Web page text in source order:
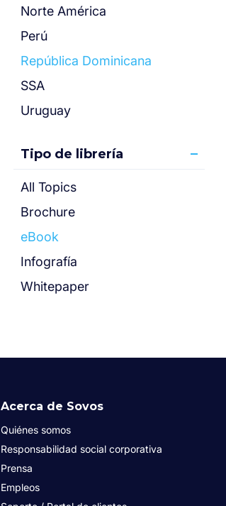
Norte América
Perú
República Dominicana
SSA
Uruguay
Tipo de librería
All Topics
Brochure
eBook
Infografía
Whitepaper
Acerca de Sovos
Quiénes somos
Responsabilidad social corporativa
Prensa
Empleos